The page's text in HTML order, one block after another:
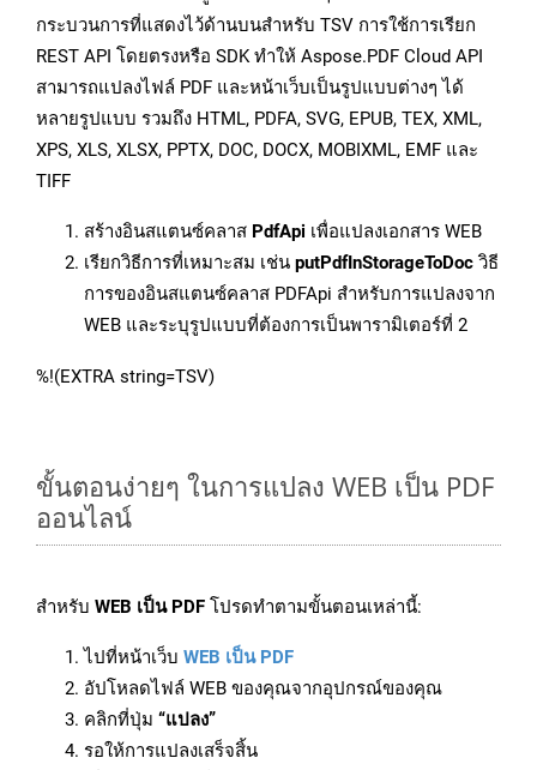
กระบวนการที่แสดงไว้ด้านบนสำหรับ TSV การใช้การเรียก
REST API โดยตรงหรือ SDK ทำให้ Aspose.PDF Cloud API
สามารถแปลงไฟล์ PDF และหน้าเว็บเป็นรูปแบบต่างๆ ได้
หลายรูปแบบ รวมถึง HTML, PDFA, SVG, EPUB, TEX, XML,
XPS, XLS, XLSX, PPTX, DOC, DOCX, MOBIXML, EMF และ
TIFF
สร้างอินสแตนซ์คลาส PdfApi เพื่อแปลงเอกสาร WEB
เรียกวิธีการที่เหมาะสม เช่น putPdfInStorageToDoc วิธี
การของอินสแตนซ์คลาส PDFApi สำหรับการแปลงจาก
WEB และระบุรูปแบบที่ต้องการเป็นพารามิเตอร์ที่ 2
%!(EXTRA string=TSV)
ขั้นตอนง่ายๆ ในการแปลง WEB เป็น PDF
ออนไลน์
สำหรับ WEB เป็น PDF โปรดทำตามขั้นตอนเหล่านี้:
ไปที่หน้าเว็บ WEB เป็น PDF
อัปโหลดไฟล์ WEB ของคุณจากอุปกรณ์ของคุณ
คลิกที่ปุ่ม “แปลง”
รอให้การแปลงเสร็จสิ้น